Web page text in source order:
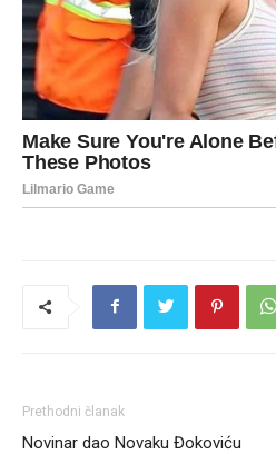
Prethodni članak
Novinar dao Novaku Đokoviću